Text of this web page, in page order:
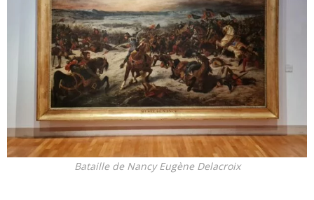
Bataille de Nancy Eugène Delacroix